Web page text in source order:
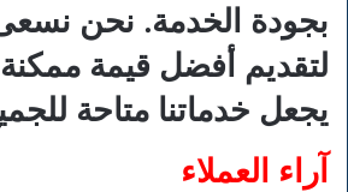
بجودة الخدمة. نحن
لتقديم أفضل قيمة ممكنة
يجعل خدماتنا متاحة
آراء العملاء